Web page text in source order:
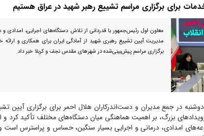
برای برگزاری مراسم تشییع رهبر شهید در عراق هستیم
معاون اول رئیس‌جمهور با قدردانی از تلاش دستگاه‌های اجرایی، امدادی و
مدیریت آیین تشییع رهبری شهید از آمادگی ایران برای همکاری و ارائه
برگزاری مراسم پیش‌بینی‌شده در شهرهای مقدس نجف و کربلا خبر داد.
در جمع مدیران و دست‌اندرکاران هلال احمر برای برگزاری آیین
بزرگ، بر اهمیت هماهنگی میان دستگاه‌های مختلف تأکید کرد و
امدادی، درمانی و اجرایی بسیار سنگین، حساس و پراسترس است